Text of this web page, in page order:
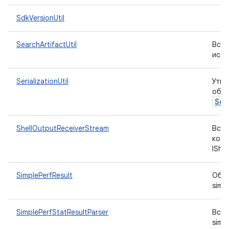
SdkVersionUtil
SearchArtifactUtil
SerializationUtil
ShellOutputReceiverStream
SimplePerfResult
SimplePerfStatResultParser